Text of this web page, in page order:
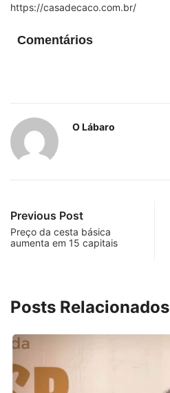
https://casadecaco.com.br/
Comentários
O Lábaro
Previous Post
Preço da cesta básica
aumenta em 15 capitais
Posts Relacionados